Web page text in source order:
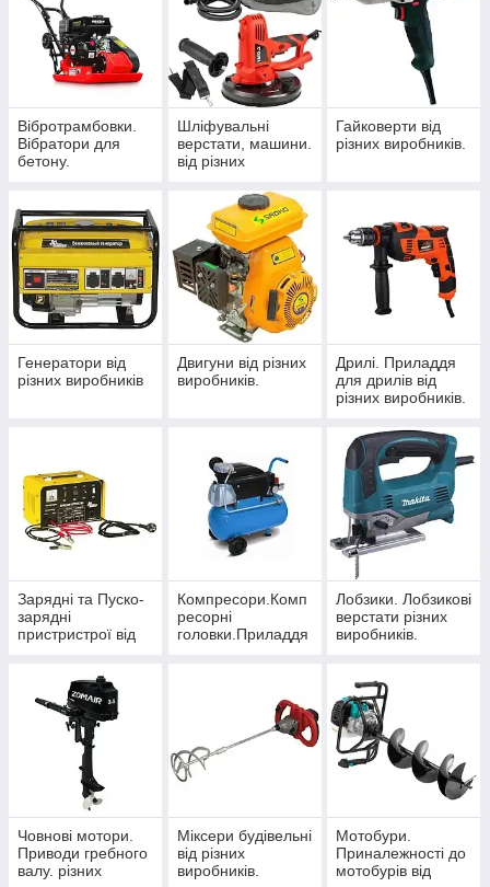
Вібротрамбовки.
Вібратори для
бетону.
різних виробників.
Шліфувальні
верстати, машини.
від різних
Гайковерти від
різних виробників.
Генератори від
різних виробників
Двигуни від різних
виробників.
Дрилі. Приладдя
для дрилів від
різних виробників.
Зарядні та Пуско-
зарядні
пристристрої від
Компресори.Комп
ресорні
головки.Приладдя
Лобзики. Лобзикові
верстати різних
виробників.
Човнові мотори.
Приводи гребного
валу. різних
Міксери будівельні
від різних
виробників.
Мотобури.
Приналежності до
мотобурів від